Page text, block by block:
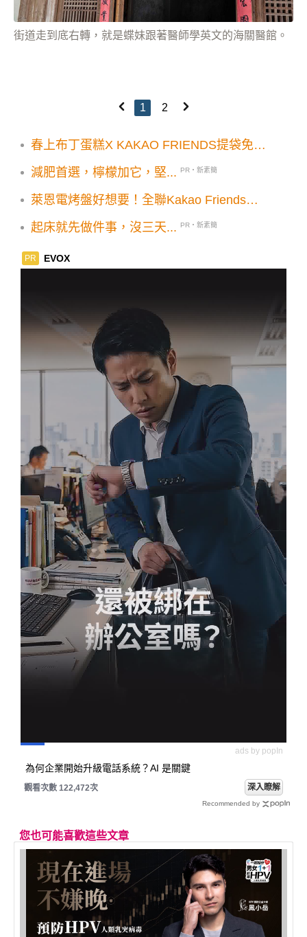
街道走到底右轉，就是蝶妹跟著醫師學英文的海關醫館。
1 2
春上布丁蛋糕X KAKAO FRIENDS提袋免費
減肥首選，檸檬加它，堅...
PR・新素簡
萊恩電烤盤好想要！全聯Kakao Friends集
起床就先做件事，沒三天...
PR・新素簡
PR EVOX
ads by popIn
為何企業開始升級電話系統？AI 是關鍵
觀看次數 122,472次 深入瞭解
Recommended by
您也可能喜歡這些文章